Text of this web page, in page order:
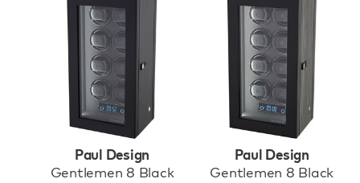
Paul Design
Gentlemen 8 Black
Paul Design
Gentlemen 8 Black